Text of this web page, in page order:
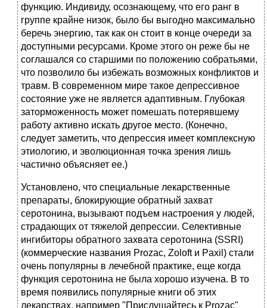
функцию. Индивиду, осознающему, что его ранг в
группе крайне низок, было бы выгодно максимально
беречь энергию, так как он стоит в конце очереди за
доступными ресурсами. Кроме этого он реже бы не
соглашался со старшими по положению собратьями,
что позволило бы избежать возможных конфликтов и
травм. В современном мире такое депрессивное
состояние уже не является адаптивным. Глубокая
заторможенность может помешать потерявшему
работу активно искать другое место. (Конечно,
следует заметить, что депрессия имеет комплексную
этиологию, и эволюционная точка зрения лишь
частично объясняет ее.)
Установлено, что специальные лекарственные
препараты, блокирующие обратный захват
серотонина, вызывают подъем настроения у людей,
страдающих от тяжелой депрессии. Селективные
ингибиторы обратного захвата серотонина (SSRI)
(коммерческие названия Prozac, Zoloft и Paxil) стали
очень популярны в лечебной практике, еще когда
функция серотонина не была хорошо изучена. В то
время появились популярные книги об этих
лекарствах, например "Прислушайтесь к Prozac"